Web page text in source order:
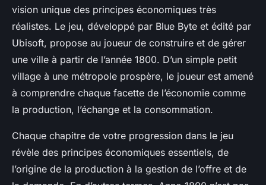
vision unique des principes économiques très
réalistes. Le jeu, développé par Blue Byte et édité par
Ubisoft, propose au joueur de construire et de gérer
une ville à partir de l’année 1800. D’un simple petit
village à une métropole prospère, le joueur est amené
à comprendre chaque facette de l’économie comme
la production, l’échange et la consommation.
Chaque chapitre de votre progression dans le jeu
révèle des principes économiques essentiels, de
l’origine de la production à la gestion de l’offre et de